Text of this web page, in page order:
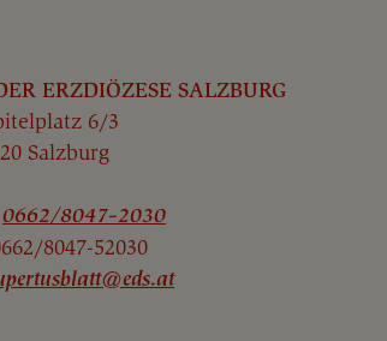
ERZDIÖZESE SALZBURG
6/3
Salzburg
0662/8047-2030
8047-52030